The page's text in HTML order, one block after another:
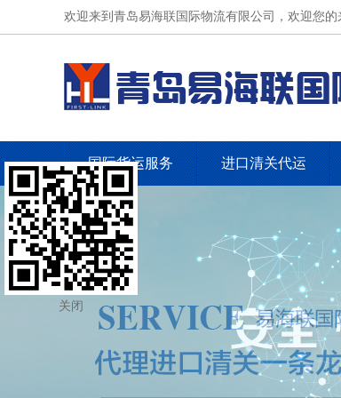
欢迎来到青岛易海联国际物流有限公司，欢迎您的
国际货运服务 进口清关代运
关闭